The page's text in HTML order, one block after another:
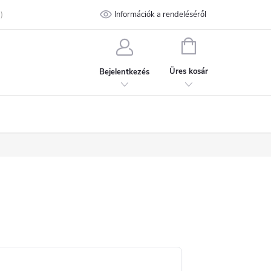
Szerződési Feltételek Adatvédelmi feltételek
Információk a rendeléséről
Bejelentkezés
KOSÁR
Üres kosár